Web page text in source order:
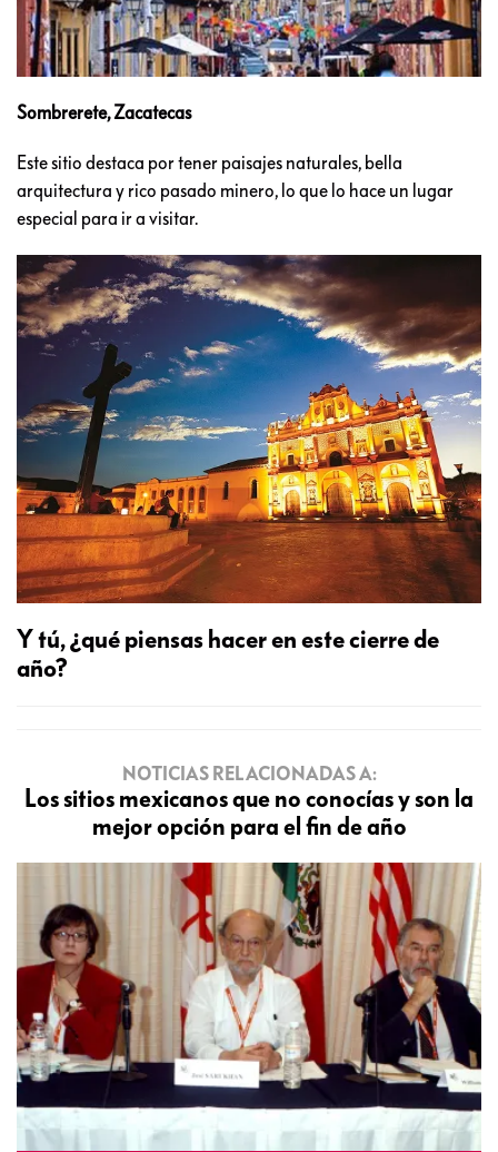
Sombrerete, Zacatecas
Este sitio destaca por tener paisajes naturales, bella
arquitectura y rico pasado minero, lo que lo hace un lugar
especial para ir a visitar.
Y tú, ¿qué piensas hacer en este cierre de
año?
NOTICIAS RELACIONADAS A:
Los sitios mexicanos que no conocías y son la
mejor opción para el fin de año